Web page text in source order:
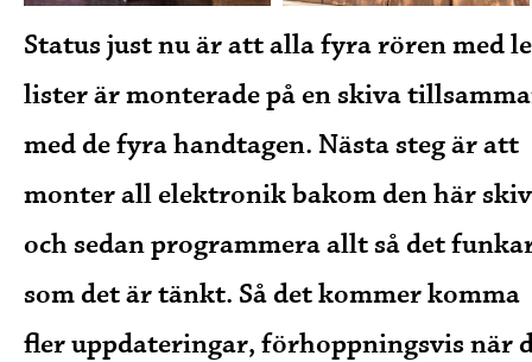
Status just nu är att alla fyra rören med
lister är monterade på en skiva
med de fyra handtagen. Nästa steg är att
monter all elektronik bakom den här
och sedan programmera allt så det
som det är tänkt. Så det kommer komma
fler uppdateringar, förhoppningsvis när